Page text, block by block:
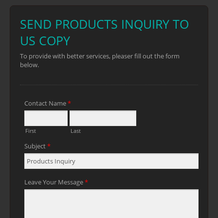
un almacenamiento seguro.